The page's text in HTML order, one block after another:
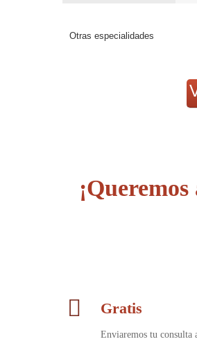
Otras especialidades
Gratis
Enviaremos tu consulta